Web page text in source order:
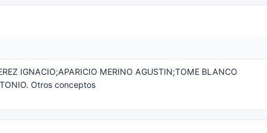
IGNACIO;APARICIO MERINO AGUSTIN;TOME BLANCO
Otros conceptos